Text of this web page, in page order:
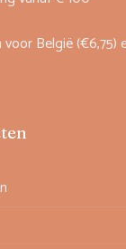
België (€6,75)